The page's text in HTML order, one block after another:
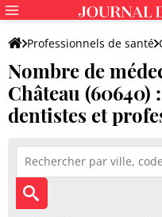
Professionnels de santé
Nombre de
Château (60640)
dentistes et